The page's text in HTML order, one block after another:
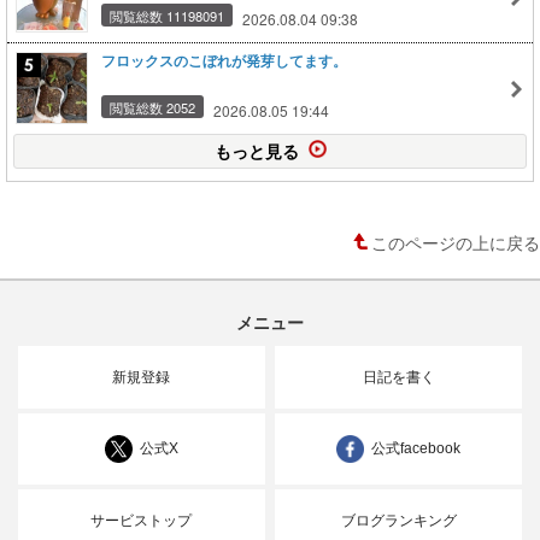
閲覧総数 11198091 2026.08.04 09:38
フロックスのこぼれが発芽してます。
閲覧総数 2052 2026.08.05 19:44
もっと見る
このページの上に戻る
メニュー
新規登録 日記を書く
公式X 公式facebook
サービストップ ブログランキング